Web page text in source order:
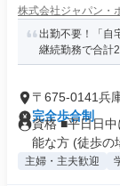
株式会社ジャパン・
出勤不要！「自
継続勤務で合計
〒675-0141兵
完全歩合制
資格 ■平日日
能な方 (徒歩の
主婦・主夫歓迎